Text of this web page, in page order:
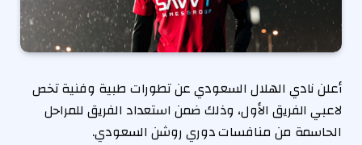
أعلن نادي الهلال السعودي عن تطورات طبية وفنية تخص
لاعبي الفريق الأول، وذلك ضمن استعداد الفريق للمراحل
الحاسمة من منافسات دوري روشن السعودي.